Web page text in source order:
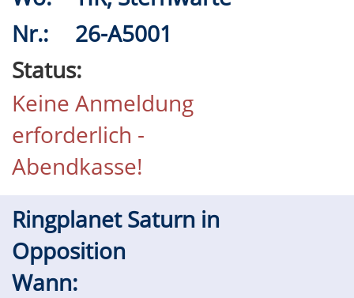
Nr.:
26-A5001
Status:
Keine Anmeldung
erforderlich -
Abendkasse!
Ringplanet Saturn in
Opposition
Wann: